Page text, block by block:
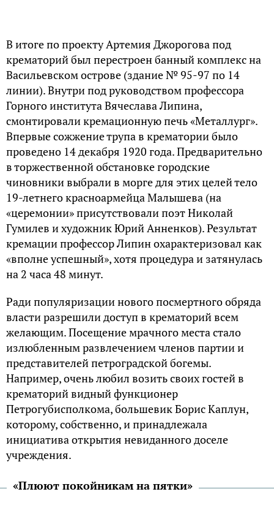
В итоге по проекту Артемия Джорогова под
крематорий был перестроен банный комплекс на
Васильевском острове (здание № 95-97 по 14
линии). Внутри под руководством профессора
Горного института Вячеслава Липина,
смонтировали кремационную печь «Металлург».
Впервые сожжение трупа в крематории было
проведено 14 декабря 1920 года. Предварительно
в торжественной обстановке городские
чиновники выбрали в морге для этих целей тело
19-летнего красноармейца Малышева (на
«церемонии» присутствовали поэт Николай
Гумилев и художник Юрий Анненков). Результат
кремации профессор Липин охарактеризовал как
«вполне успешный», хотя процедура и затянулась
на 2 часа 48 минут.
Ради популяризации нового посмертного обряда
власти разрешили доступ в крематорий всем
желающим. Посещение мрачного места стало
излюбленным развлечением членов партии и
представителей петроградской богемы.
Например, очень любил возить своих гостей в
крематорий видный функционер
Петрогубисполкома, большевик Борис Каплун,
которому, собственно, и принадлежала
инициатива открытия невиданного доселе
учреждения.
«Плюют покойникам на пятки»